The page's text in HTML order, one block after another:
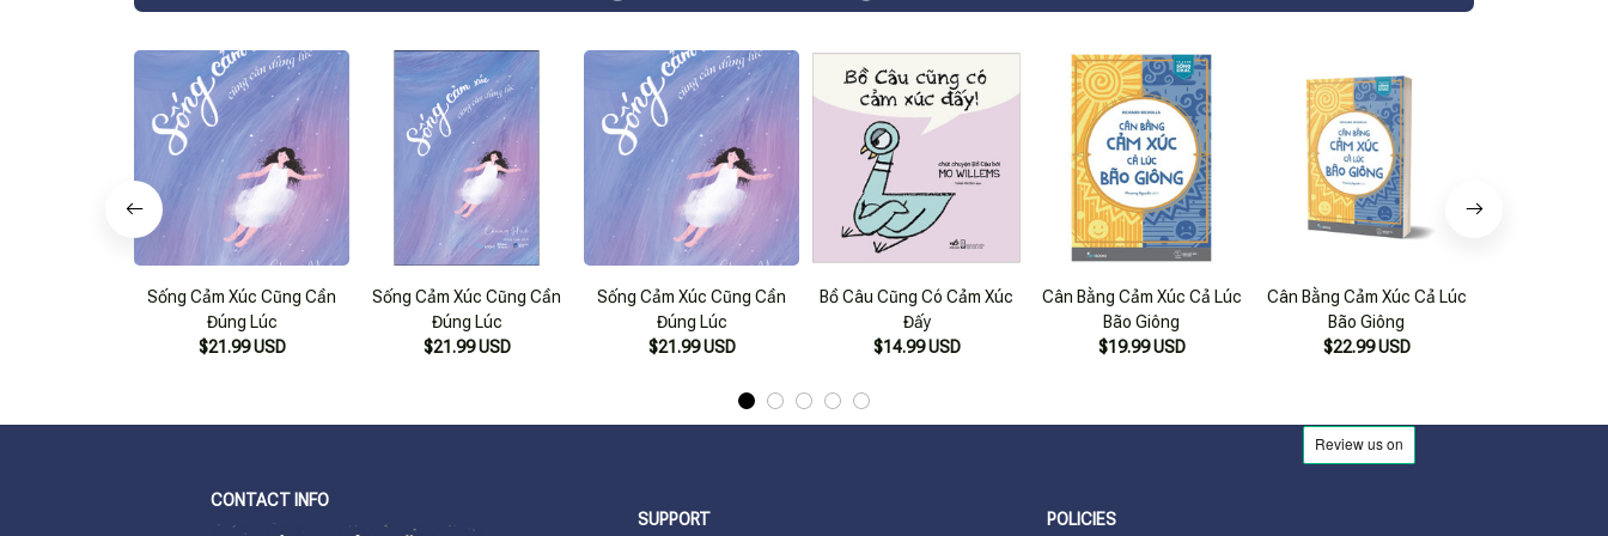
Sống Cảm Xúc Cũng Cần
Đúng Lúc
$21.99 USD
Sống Cảm Xúc Cũng Cần
Đúng Lúc
$21.99 USD
Sống Cảm Xúc Cũng Cần
Đúng Lúc
$21.99 USD
Bồ Câu Cũng Có Cảm Xúc
Đấy
$14.99 USD
Cân Bằng Cảm Xúc Cả Lúc
Bão Giông
$19.99 USD
Cân Bằng Cảm Xúc Cả Lúc
Bão Giông
$22.99 USD
CONTACT INFO
SUPPORT
POLICIES